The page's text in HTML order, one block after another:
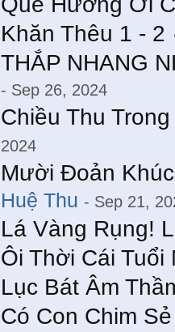
Khăn Thêu 1 - 2
THẮP NHANG
- Sep 26, 2024
Chiều Thu
2024
Mười Ðoản
Huệ Thu - Sep 21,
Lá Vàng Rụng!
Ôi Thời Cái
Lục Bát Âm
Có Con Chim